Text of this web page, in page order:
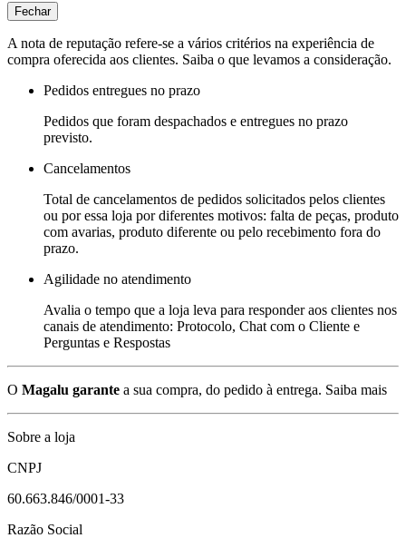
Fechar
A nota de reputação refere-se a vários critérios na experiência de
compra oferecida aos clientes. Saiba o que levamos a consideração.
Pedidos entregues no prazo
Pedidos que foram despachados e entregues no prazo
previsto.
Cancelamentos
Total de cancelamentos de pedidos solicitados pelos clientes
ou por essa loja por diferentes motivos: falta de peças, produto
com avarias, produto diferente ou pelo recebimento fora do
prazo.
Agilidade no atendimento
Avalia o tempo que a loja leva para responder aos clientes nos
canais de atendimento: Protocolo, Chat com o Cliente e
Perguntas e Respostas
O Magalu garante a sua compra, do pedido à entrega. Saiba mais
Sobre a loja
CNPJ
60.663.846/0001-33
Razão Social